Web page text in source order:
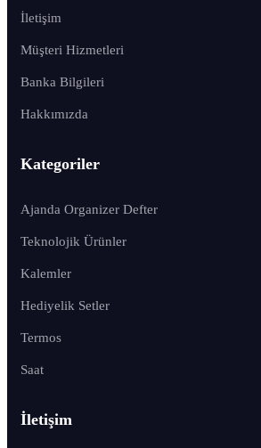
İletişim
Müşteri Hizmetleri
Banka Bilgileri
Hakkımızda
Kategoriler
Ajanda Organizer Defter
Teknolojik Ürünler
Kalemler
Hediyelik Setler
Termos
Saat
İletişim